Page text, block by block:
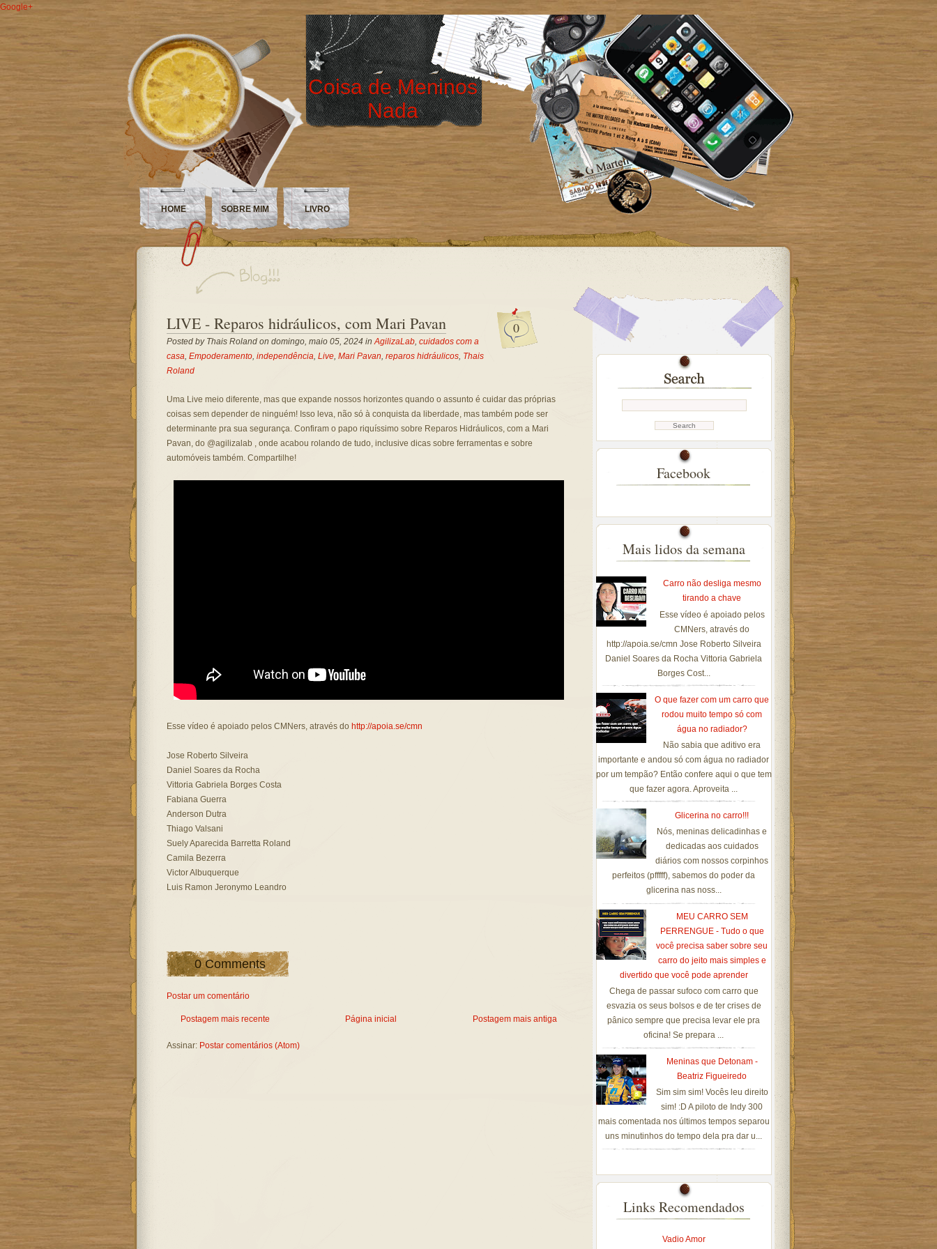
Google+
Coisa de Meninos
Nada
HOME SOBRE MIM LIVRO
0
LIVE - Reparos hidráulicos, com Mari Pavan
Posted by Thais Rolandon domingo, maio 05, 2024 inAgilizaLab, cuidados com a
casa, Empoderamento, independência, Live, Mari Pavan, reparos hidráulicos, Thais
Roland
Uma Live meio diferente, mas que expande nossos horizontes quando o assunto é cuidar das próprias
coisas sem depender de ninguém! Isso leva, não só à conquista da liberdade, mas também pode ser
determinante pra sua segurança. Confiram o papo riquíssimo sobre Reparos Hidráulicos, com a Mari
Pavan, do @agilizalab , onde acabou rolando de tudo, inclusive dicas sobre ferramentas e sobre
automóveis também. Compartilhe!
Esse vídeo é apoiado pelos CMNers, através do http://apoia.se/cmn
Jose Roberto Silveira
Daniel Soares da Rocha
Vittoria Gabriela Borges Costa
Fabiana Guerra
Anderson Dutra
Thiago Valsani
Suely Aparecida Barretta Roland
Camila Bezerra
Victor Albuquerque
Luis Ramon Jeronymo Leandro
0 Comments
Postar um comentário
Postagem mais recente Postagem mais antiga
Página inicial
Assinar: Postar comentários (Atom)
Facebook
Mais lidos da semana
Carro não desliga mesmo
tirando a chave
Esse vídeo é apoiado pelos
CMNers, através do
http://apoia.se/cmn Jose Roberto Silveira
Daniel Soares da Rocha Vittoria Gabriela
Borges Cost...
O que fazer com um carro que
rodou muito tempo só com
água no radiador?
Não sabia que aditivo era
importante e andou só com água no radiador
por um tempão? Então confere aqui o que tem
que fazer agora. Aproveita ...
Glicerina no carro!!!
Nós, meninas delicadinhas e
dedicadas aos cuidados
diários com nossos corpinhos
perfeitos (pfffff), sabemos do poder da
glicerina nas noss...
MEU CARRO SEM
PERRENGUE - Tudo o que
você precisa saber sobre seu
carro do jeito mais simples e
divertido que você pode aprender
Chega de passar sufoco com carro que
esvazia os seus bolsos e de ter crises de
pânico sempre que precisa levar ele pra
oficina! Se prepara ...
Meninas que Detonam -
Beatriz Figueiredo
Sim sim sim! Vocês leu direito
sim! :D A piloto de Indy 300
mais comentada nos últimos tempos separou
uns minutinhos do tempo dela pra dar u...
Links Recomendados
Vadio Amor